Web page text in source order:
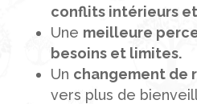
conflits intérieurs
Une meilleure
besoins et limites.
Un changement de
vers plus de